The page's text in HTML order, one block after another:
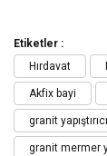
Etiketler :
Hırdavat
Akfix bayi
granit yapıştırıcı
granit mermer